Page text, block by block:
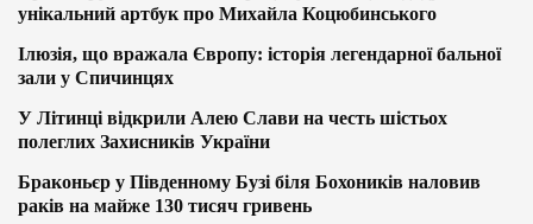
унікальний артбук про Михайла Коцюбинського
Ілюзія, що вражала Європу: історія легендарної бальної
зали у Спичинцях
У Літинці відкрили Алею Слави на честь шістьох
полеглих Захисників України
Браконьєр у Південному Бузі біля Бохоників наловив
раків на майже 130 тисяч гривень